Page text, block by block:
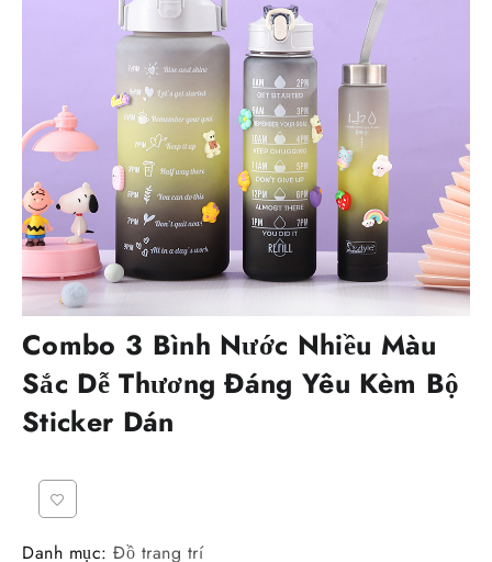
Combo 3 Bình Nước Nhiều Màu
Sắc Dễ Thương Đáng Yêu Kèm Bộ
Sticker Dán
Danh mục: Đồ trang trí